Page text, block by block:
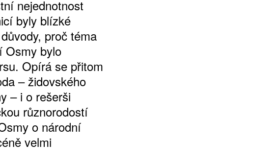
nejednotnost
byly blízké
proč téma
Osmy bylo
Opírá se přitom
– židovského
– i o rešerši
různorodostí
o národní
velmi